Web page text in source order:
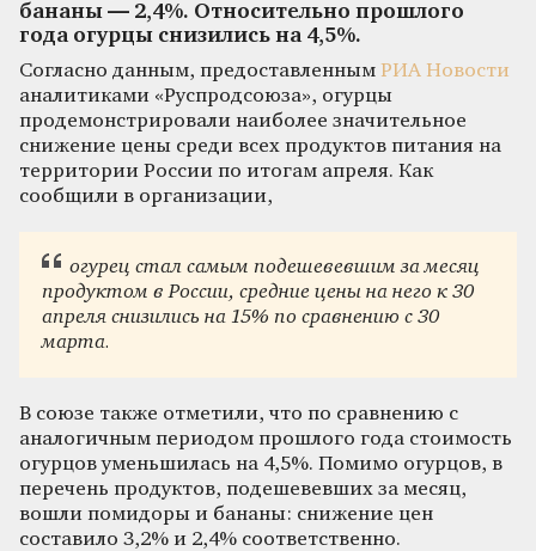
бананы — 2,4%. Относительно прошлого
года огурцы снизились на 4,5%.
Согласно данным, предоставленным РИА Новости
аналитиками «Руспродсоюза», огурцы
продемонстрировали наиболее значительное
снижение цены среди всех продуктов питания на
территории России по итогам апреля. Как
сообщили в организации,
огурец стал самым подешевевшим за месяц
продуктом в России, средние цены на него к 30
апреля снизились на 15% по сравнению с 30
марта.
В союзе также отметили, что по сравнению с
аналогичным периодом прошлого года стоимость
огурцов уменьшилась на 4,5%. Помимо огурцов, в
перечень продуктов, подешевевших за месяц,
вошли помидоры и бананы: снижение цен
составило 3,2% и 2,4% соответственно.